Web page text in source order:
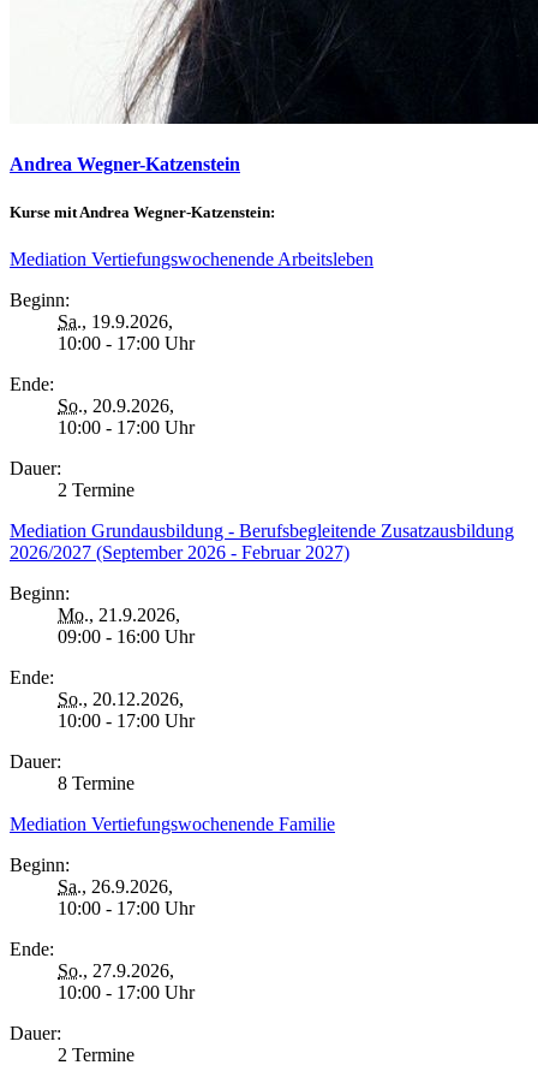
Andrea Wegner-Katzenstein
Kurse mit Andrea Wegner-Katzenstein:
Mediation Vertiefungswochenende Arbeitsleben
Beginn:
Sa., 19.9.2026,
10:00 - 17:00 Uhr
Ende:
So., 20.9.2026,
10:00 - 17:00 Uhr
Dauer:
2 Termine
Mediation Grundausbildung - Berufsbegleitende Zusatzausbildung
2026/2027 (September 2026 - Februar 2027)
Beginn:
Mo., 21.9.2026,
09:00 - 16:00 Uhr
Ende:
So., 20.12.2026,
10:00 - 17:00 Uhr
Dauer:
8 Termine
Mediation Vertiefungswochenende Familie
Beginn:
Sa., 26.9.2026,
10:00 - 17:00 Uhr
Ende:
So., 27.9.2026,
10:00 - 17:00 Uhr
Dauer:
2 Termine